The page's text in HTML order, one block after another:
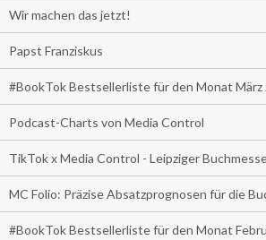
Wir machen das jetzt!
Papst Franziskus
#BookTok Bestsellerliste für den Monat März
Podcast-Charts von Media Control
TikTok x Media Control - Leipziger
MC Folio: Präzise Absatzprognosen für die
#BookTok Bestsellerliste für den Monat